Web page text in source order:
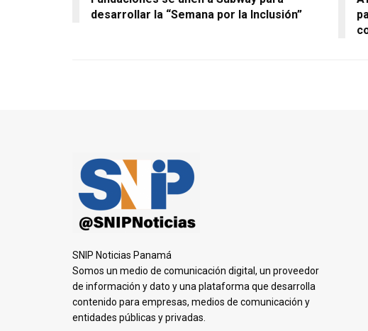
desarrollar la “Semana por la Inclusión”
SNIP Noticias Panamá
Somos un medio de comunicación digital, un proveedor
de información y dato y una plataforma que desarrolla
contenido para empresas, medios de comunicación y
entidades públicas y privadas.